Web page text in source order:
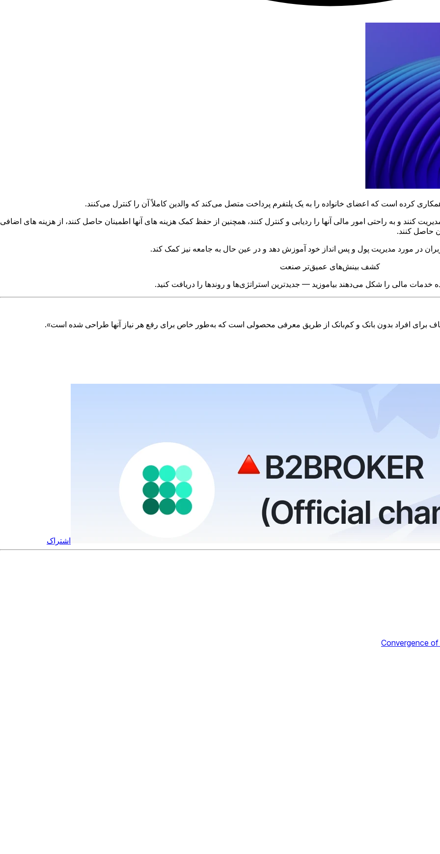
کنند و به راحتی امور مالی آنها را ردیابی و کنترل کنند، همچنین از حفظ کمک هزینه های آنها اطمینان حاصل کنند، از هزینه های اضافی
حاصل کنند.
در مورد مدیریت پول و پس انداز خود آموزش دهد و در عین حال به جامعه نیز کمک کند.
کشف بینش‌های عمیق‌تر صنعت
خدمات مالی را شکل می‌دهند بیاموزید — جدیدترین استراتژی‌ها و روندها را دریافت کنید.
برای افراد بدون بانک و کم‌بانک از طریق معرفی محصولی است که به‌طور خاص برای رفع هر نیاز آنها طراحی شده است».
اشتراک
Convergence of